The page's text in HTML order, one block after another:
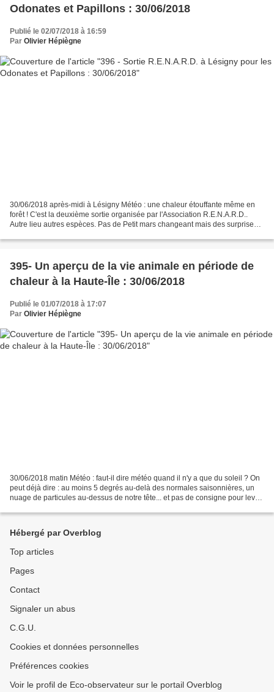
Odonates et Papillons : 30/06/2018
Publié le 02/07/2018 à 16:59
Par Olivier Hépiègne
30/06/2018 après-midi à Lésigny Météo : une chaleur étouffante même en
forêt ! C'est la deuxième sortie organisée par l'Association R.E.N.A.R.D..
Autre lieu autres espèces. Pas de Petit mars changeant mais des surprises !
395- Un aperçu de la vie animale en période de
chaleur à la Haute-Île : 30/06/2018
Publié le 01/07/2018 à 17:07
Par Olivier Hépiègne
30/06/2018 matin Météo : faut-il dire météo quand il n'y a que du soleil ? On
peut déjà dire : au moins 5 degrés au-delà des normales saisonnières, un
nuage de particules au-dessus de notre tête... et pas de consigne pour lever
Hébergé par Overblog
Top articles
Pages
Contact
Signaler un abus
C.G.U.
Cookies et données personnelles
Préférences cookies
Voir le profil de Eco-observateur sur le portail Overblog